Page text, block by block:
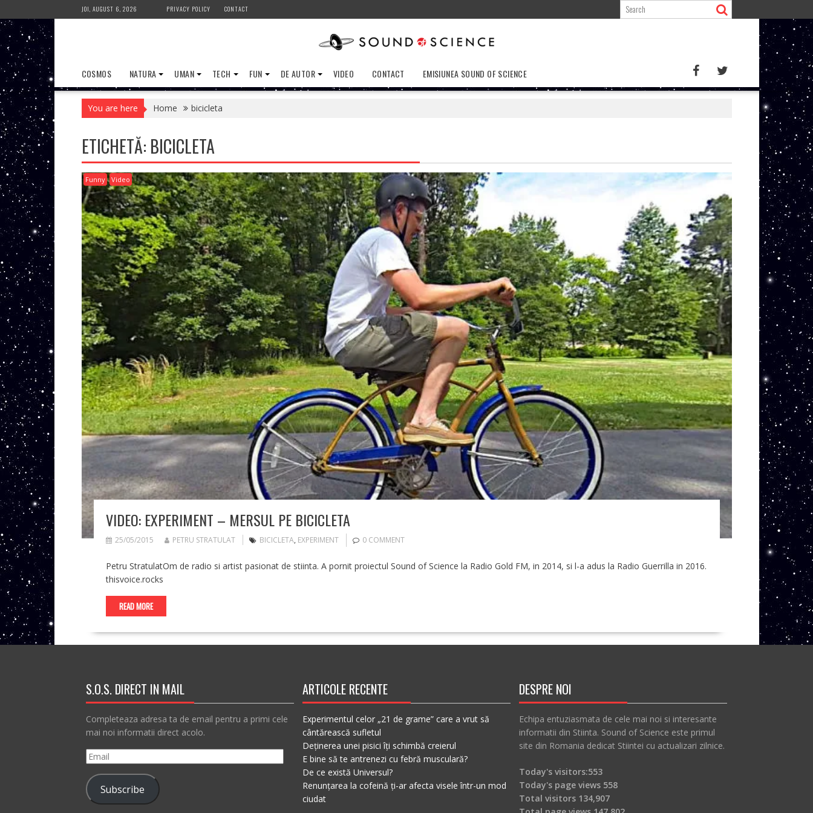
to
content
JOI, AUGUST 6, 2026 PRIVACY POLICY CONTACT
COSMOS NATURA UMAN TECH FUN DE AUTOR VIDEO CONTACT EMISIUNEA SOUND OF SCIENCE
You are here Home bicicleta
ETICHETĂ: BICICLETA
Funny Video
VIDEO: EXPERIMENT – MERSUL PE BICICLETA
25/05/2015 PETRU STRATULAT BICICLETA, EXPERIMENT 0 COMMENT
Petru StratulatOm de radio si artist pasionat de stiinta. A pornit proiectul Sound of Science la Radio Gold FM, in 2014, si l-a adus la Radio Guerrilla in 2016.
thisvoice.rocks
READ MORE
S.O.S. DIRECT IN MAIL
Completeaza adresa ta de email pentru a primi cele
mai noi informatii direct acolo.
Email
Subscribe
ARTICOLE RECENTE
Experimentul celor „21 de grame” care a vrut să
cântărească sufletul
Deținerea unei pisici îți schimbă creierul
E bine să te antrenezi cu febră musculară?
De ce există Universul?
Renunțarea la cofeină ți-ar afecta visele într-un mod
ciudat
DESPRE NOI
Echipa entuziasmata de cele mai noi si interesante
informatii din Stiinta. Sound of Science este primul
site din Romania dedicat Stiintei cu actualizari zilnice.
Today's visitors:553
Today's page views 558
Total visitors 134,907